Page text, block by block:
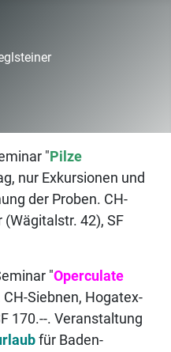
"Pilze
nur Exkursionen und
der Proben. CH-
42), SF
"Operculate
Siebnen, Hogatex-
170.--. Veranstaltung
für Baden-